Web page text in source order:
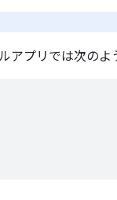
アプリでは次のよ